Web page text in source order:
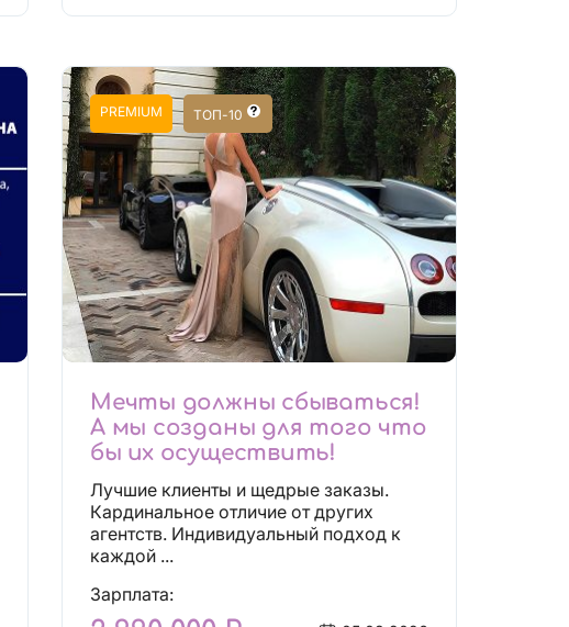
PREMIUM ТОП-10
Мечты должны сбываться!
А мы созданы для того что
бы их осуществить!
Лучшие клиенты и щедрые заказы.
Кардинальное отличие от других
агентств. Индивидуальный подход к
каждой ...
Зарплата: